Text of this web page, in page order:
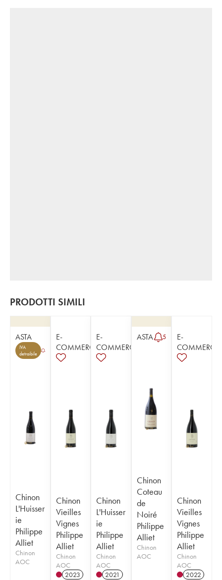
PRODOTTI SIMILI
ASTA
IVA
detraibile
Chinon
L'Huisser
ie
Philippe
Alliet
Chinon
AOC
E-
COMMERCE
Chinon
Vieilles
Vignes
Philippe
Alliet
Chinon
AOC
2023
E-
COMMERCE
Chinon
L'Huisser
ie
Philippe
Alliet
Chinon
AOC
2021
ASTA 5
Chinon
Coteau
de
Noiré
Philippe
Alliet
Chinon
AOC
E-
COMMERCE
Chinon
Vieilles
Vignes
Philippe
Alliet
Chinon
AOC
2022